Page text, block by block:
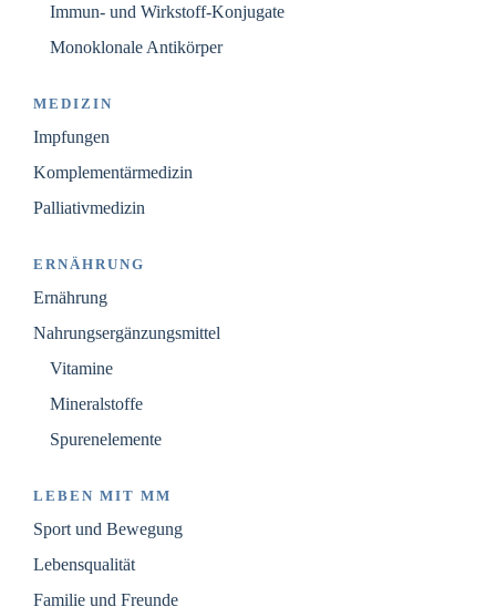
Immun- und Wirkstoff-Konjugate
Monoklonale Antikörper
MEDIZIN
Impfungen
Komplementärmedizin
Palliativmedizin
ERNÄHRUNG
Ernährung
Nahrungsergänzungsmittel
Vitamine
Mineralstoffe
Spurenelemente
LEBEN MIT MM
Sport und Bewegung
Lebensqualität
Familie und Freunde